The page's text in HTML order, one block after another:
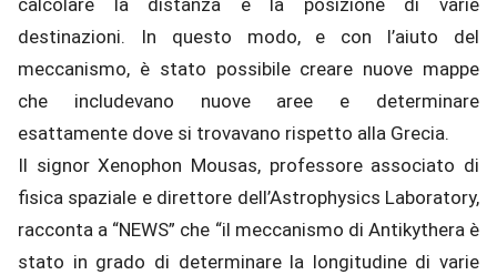
calcolare la distanza e la posizione di varie
destinazioni. In questo modo, e con l’aiuto del
meccanismo, è stato possibile creare nuove mappe
che includevano nuove aree e determinare
esattamente dove si trovavano rispetto alla Grecia.
Il signor Xenophon Mousas, professore associato di
fisica spaziale e direttore dell’Astrophysics Laboratory,
racconta a “NEWS” che “il meccanismo di Antikythera è
stato in grado di determinare la longitudine di varie